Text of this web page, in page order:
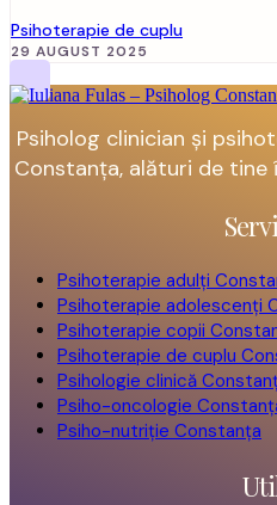
Psihoterapie de cuplu
29 AUGUST 2025
Psiholog clinician și
Constanța, alături de tine
Psihoterapie adulți
Psihoterapie adolescenți
Psihoterapie copii
Psihoterapie de cuplu
Psihologie clinică
Psiho-oncologie
Psiho-nutriție Constanța